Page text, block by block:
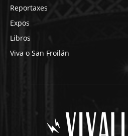
Reportaxes
Expos
Libros
Viva o San Froilán